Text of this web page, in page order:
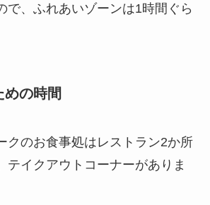
で、ふれあいゾーンは1時間ぐら
の時間
クのお食事処はレストラン2か所
テイクアウトコーナーがありま